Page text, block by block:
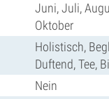
Juni, Juli,
Oktober
Holistisch,
Duftend, Tee,
Nein